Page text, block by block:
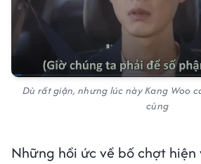
Dù rất giận, nhưng lúc này Kang Woo
cùng
Những hồi ức về bố chợt hiện